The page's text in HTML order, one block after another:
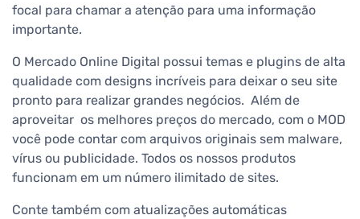
focal para chamar a atenção para uma informação
importante.
O Mercado Online Digital possui temas e plugins de alta
qualidade com designs incríveis para deixar o seu site
pronto para realizar grandes negócios. Além de
aproveitar os melhores preços do mercado, com o MOD
você pode contar com arquivos originais sem malware,
vírus ou publicidade. Todos os nossos produtos
funcionam em um número ilimitado de sites.
Conte também com atualizações automáticas